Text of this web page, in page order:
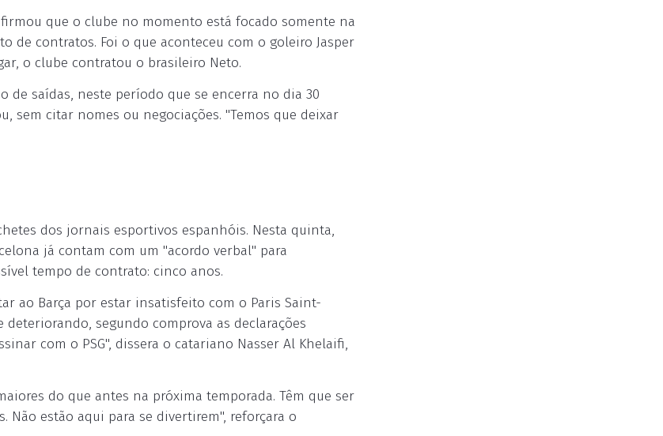
que o clube no momento está focado somente na
de contratos. Foi o que aconteceu com o goleiro Jasper
o clube contratou o brasileiro Neto.
de saídas, neste período que se encerra no dia 30
sem citar nomes ou negociações. "Temos que deixar
dos jornais esportivos espanhóis. Nesta quinta,
já contam com um "acordo verbal" para
tempo de contrato: cinco anos.
ao Barça por estar insatisfeito com o Paris Saint-
segundo comprova as declarações
com o PSG", dissera o catariano Nasser Al Khelaifi,
do que antes na próxima temporada. Têm que ser
Não estão aqui para se divertirem", reforçara o